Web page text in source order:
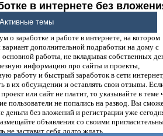
в интернете без
денег.
о заработке и работе в интернете, на котором
дополнительной подработки на дому с
работы, не вкладывая собственных
информацию про сайты и проекты,
работу и быстрый заработок в сети
в их обсуждении и оставлять свои отзывы.
или сайт не платит, то указывайте в теме
пользователи не попались на развод. Вы
деньги без вложений и регистрации уже
объявления со своими
не заставит себя долго ждать.
Активные темы